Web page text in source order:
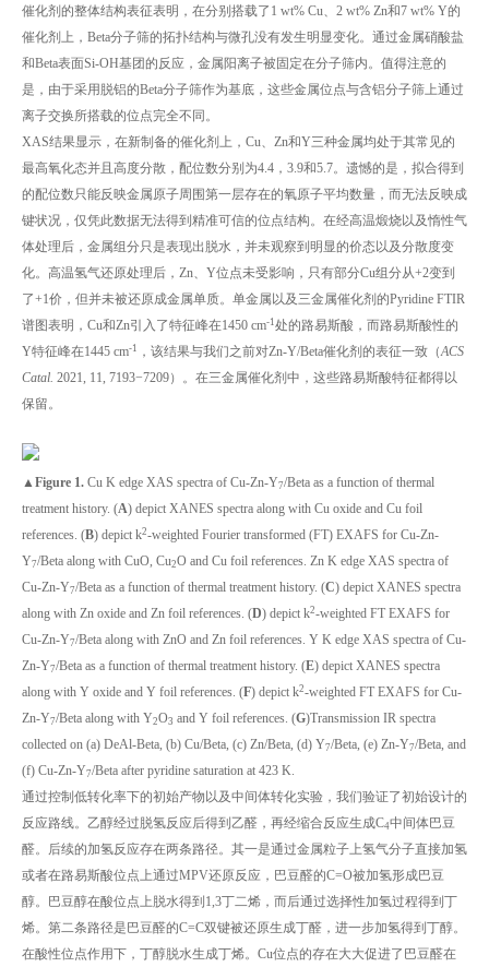
催化剂的整体结构表征表明，在分别搭载了1 wt% Cu、2 wt% Zn和7 wt% Y的
催化剂上，Beta分子筛的拓扑结构与微孔没有发生明显变化。通过金属硝酸盐
和Beta表面Si-OH基团的反应，金属阳离子被固定在分子筛内。值得注意的
是，由于采用脱铝的Beta分子筛作为基底，这些金属位点与含铝分子筛上通过
离子交换所搭载的位点完全不同。
XAS结果显示，在新制备的催化剂上，Cu、Zn和Y三种金属均处于其常见的
最高氧化态并且高度分散，配位数分别为4.4，3.9和5.7。遗憾的是，拟合得到
的配位数只能反映金属原子周围第一层存在的氧原子平均数量，而无法反映成
键状况，仅凭此数据无法得到精准可信的位点结构。在经高温煅烧以及惰性气
体处理后，金属组分只是表现出脱水，并未观察到明显的价态以及分散度变
化。高温氢气还原处理后，Zn、Y位点未受影响，只有部分Cu组分从+2变到
了+1价，但并未被还原成金属单质。单金属以及三金属催化剂的Pyridine FTIR
谱图表明，Cu和Zn引入了特征峰在1450 cm-1 处的路易斯酸，而路易斯酸性的
Y特征峰在1445 cm-1 ，该结果与我们之前对Zn-Y/Beta催化剂的表征一致（ACS
Catal. 2021, 11, 7193−7209）。在三金属催化剂中，这些路易斯酸特征都得以
保留。
▲Figure 1. Cu K edge XAS spectra of Cu-Zn-Y7/Beta as a function of thermal
treatment history. (A) depict XANES spectra along with Cu oxide and Cu foil
references. (B) depict k2-weighted Fourier transformed (FT) EXAFS for Cu-Zn-
Y7/Beta along with CuO, Cu2O and Cu foil references. Zn K edge XAS spectra of
Cu-Zn-Y7/Beta as a function of thermal treatment history. (C) depict XANES spectra
along with Zn oxide and Zn foil references. (D) depict k2-weighted FT EXAFS for
Cu-Zn-Y7/Beta along with ZnO and Zn foil references. Y K edge XAS spectra of Cu-
Zn-Y7/Beta as a function of thermal treatment history. (E) depict XANES spectra
along with Y oxide and Y foil references. (F) depict k2-weighted FT EXAFS for Cu-
Zn-Y7/Beta along with Y2O3 and Y foil references. (G)Transmission IR spectra
collected on (a) DeAl-Beta, (b) Cu/Beta, (c) Zn/Beta, (d) Y7/Beta, (e) Zn-Y7/Beta, and
(f) Cu-Zn-Y7/Beta after pyridine saturation at 423 K.
通过控制低转化率下的初始产物以及中间体转化实验，我们验证了初始设计的
反应路线。乙醇经过脱氢反应后得到乙醛，再经缩合反应生成C4中间体巴豆
醛。后续的加氢反应存在两条路径。其一是通过金属粒子上氢气分子直接加氢
或者在路易斯酸位点上通过MPV还原反应，巴豆醛的C=O被加氢形成巴豆
醇。巴豆醇在酸位点上脱水得到1,3丁二烯，而后通过选择性加氢过程得到丁
烯。第二条路径是巴豆醛的C=C双键被还原生成丁醛，进一步加氢得到丁醇。
在酸性位点作用下，丁醇脱水生成丁烯。Cu位点的存在大大促进了巴豆醛在